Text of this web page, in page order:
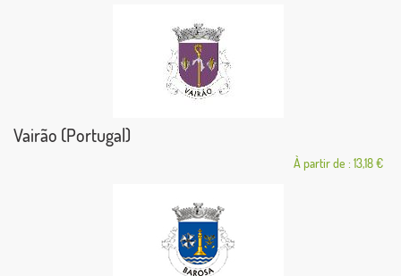
Vairão (Portugal)
À partir de : 13,18 €